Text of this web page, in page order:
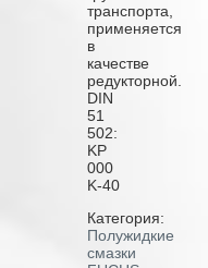
транспорта,
применяется
в
качестве
редукторной.
DIN
51
502:
KP
000
K-40
Категория:
Полужидкие
смазки